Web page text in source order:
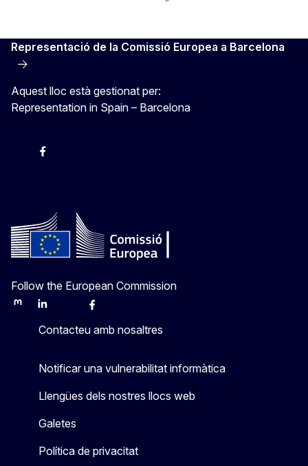
Representació de la Comissió Europea a Barcelona
Aquest lloc està gestionat per:
Representation in Spain – Barcelona
InstagramFacebook
Follow the European Commission
MastodonLinkedInBlueskyFacebook
Contacteu amb nosaltres
Notificar una vulnerabilitat informàtica
Llengües dels nostres llocs web
Galetes
Política de privacitat